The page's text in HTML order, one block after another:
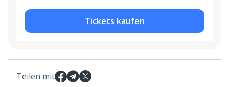
Tickets kaufen
Teilen mit